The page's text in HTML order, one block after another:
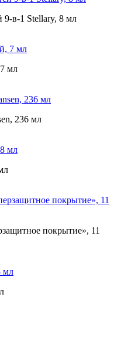
9-в-1 Stellary, 8 мл
мл
236 мл
покрытие», 11